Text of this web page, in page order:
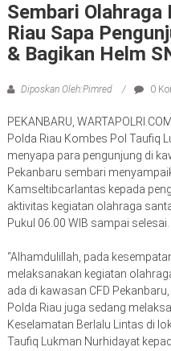
Sembari
Riau Sapa
& Bagikan Helm
Diposkan Oleh:Pimred 0
PEKANBARU,
Polda Riau Kombes Pol Taufiq
menyapa para pengunjung di
Pekanbaru sembari
Kamseltibcarlantas kepada
aktivitas kegiatan olahraga
Pukul 06.00 WIB sampai selesai.
“Alhamdulillah, pada
melaksanakan kegiatan
ada di kawasan CFD
Polda Riau juga sedang
Keselamatan Berlalu Lintas di
Taufiq Lukman Nurhidayat